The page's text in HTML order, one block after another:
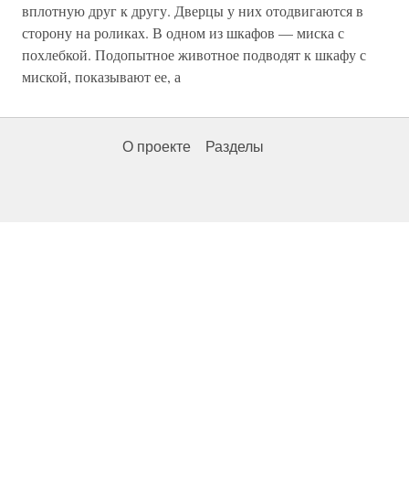
вплотную друг к другу. Дверцы у них отодвигаются в
сторону на роликах. В одном из шкафов — миска с
похлебкой. Подопытное животное подводят к шкафу с
миской, показывают ее, а
О проекте Разделы